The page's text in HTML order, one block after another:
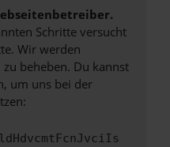
Schritte versucht
Wir werden
beheben. Du kannst
um uns bei der